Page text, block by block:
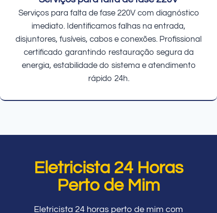
Serviços para falta de fase 220V com diagnóstico
imediato. Identificamos falhas na entrada,
disjuntores, fusíveis, cabos e conexões. Profissional
certificado garantindo restauração segura da
energia, estabilidade do sistema e atendimento
rápido 24h.
Eletricista 24 Horas
Perto de Mim
Eletricista 24 horas perto de mim com